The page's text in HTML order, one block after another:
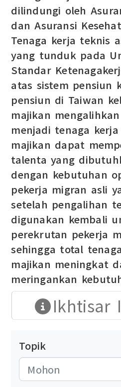
dilindungi oleh
dan Asuransi
Tenaga kerja teknis
yang tunduk pada
Standar
atas sistem pensiun
pensiun di Taiwan
majikan
menjadi tenaga
majikan dapat
talenta yang
dengan kebutuhan
pekerja migran asli
setelah pengalihan
digunakan kembali
perekrutan pekerja
sehingga total
majikan meningkat
meringankan
Ikhtisar
Topik